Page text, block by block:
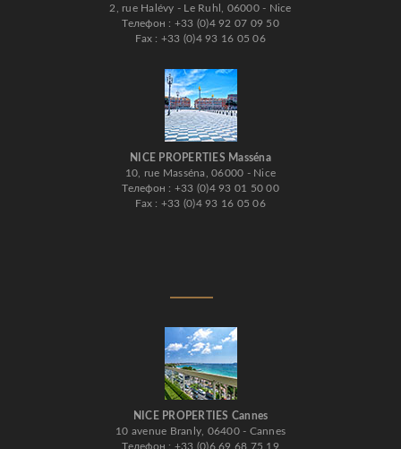
2, rue Halévy - Le Ruhl, 06000 - Nice
Телефон : +33 (0)4 92 07 09 50
Fax : +33 (0)4 93 16 05 06
NICE PROPERTIES Masséna
10, rue Masséna, 06000 - Nice
Телефон : +33 (0)4 93 01 50 00
Fax : +33 (0)4 93 16 05 06
NICE PROPERTIES Cannes
10 avenue Branly, 06400 - Cannes
Телефон : +33 (0)6 69 68 75 19